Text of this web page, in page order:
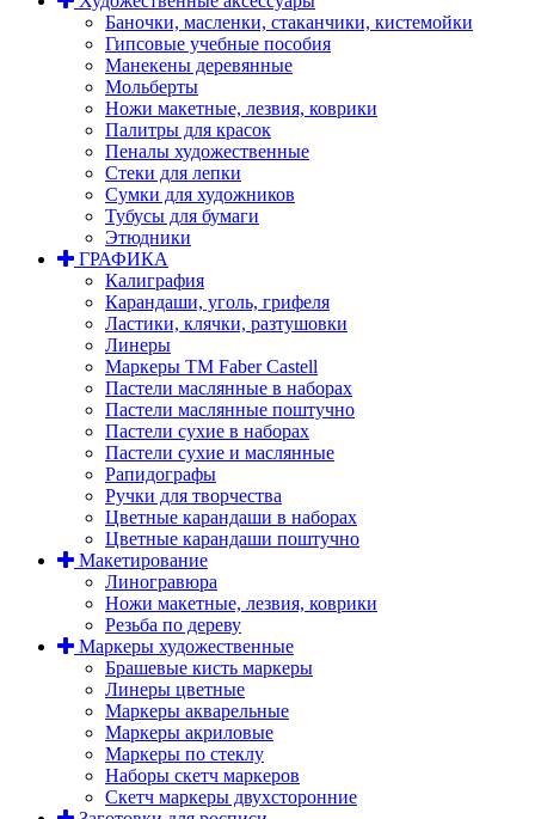
Баночки, масленки, стаканчики, кистемойки
Гипсовые учебные пособия
Манекены деревянные
Мольберты
Ножи макетные, лезвия, коврики
Палитры для красок
Пеналы художественные
Стеки для лепки
Сумки для художников
Тубусы для бумаги
Этюдники
ГРАФИКА
Калиграфия
Карандаши, уголь, грифеля
Ластики, клячки, разтушовки
Линеры
Маркеры TM Faber Castell
Пастели маслянные в наборах
Пастели маслянные поштучно
Пастели сухие в наборах
Пастели сухие и маслянные
Рапидографы
Ручки для творчества
Цветные карандаши в наборах
Цветные карандаши поштучно
Макетирование
Линогравюра
Ножи макетные, лезвия, коврики
Резьба по дереву
Маркеры художественные
Брашевые кисть маркеры
Линеры цветные
Маркеры акварельные
Маркеры акриловые
Маркеры по стеклу
Наборы скетч маркеров
Скетч маркеры двухсторонние